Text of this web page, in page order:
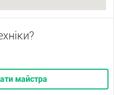
майстра